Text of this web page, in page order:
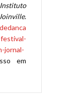
.
jornal-
em